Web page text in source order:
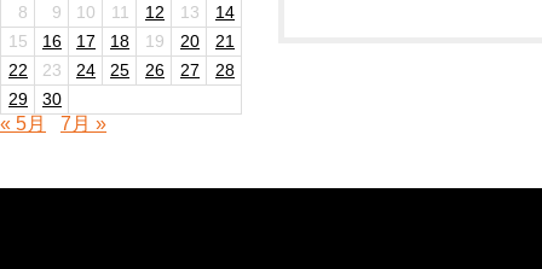
8
9 10 11 12 13
14
15
16 17 18 19 20
21
22
23 24 25 26 27
28
29
30
« 5月 7月 »